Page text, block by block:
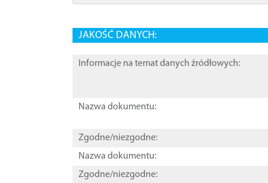
JAKOŚĆ DANYCH:
Informacje na temat danych źródłowych:
Nazwa dokumentu:
Zgodne/niezgodne:
Nazwa dokumentu:
Zgodne/niezgodne: